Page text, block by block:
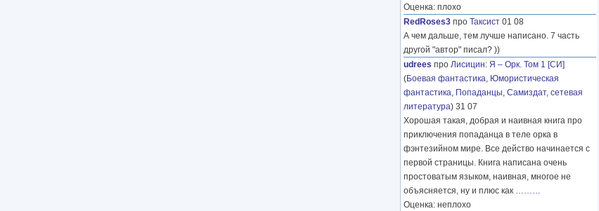
Оценка: плохо
RedRoses3 про Таксист 01 08
А чем дальше, тем лучше написано. 7 часть
другой "автор" писал? ))
udrees про Лисицин: Я – Орк. Том 1 [СИ]
(Боевая фантастика, Юмористическая
фантастика, Попаданцы, Самиздат, сетевая
литература) 31 07
Хорошая такая, добрая и наивная книга про
приключения попаданца в теле орка в
фэнтезийном мире. Все действо начинается с
первой страницы. Книга написана очень
простоватым языком, наивная, многое не
объясняется, ну и плюс как ………
Оценка: неплохо